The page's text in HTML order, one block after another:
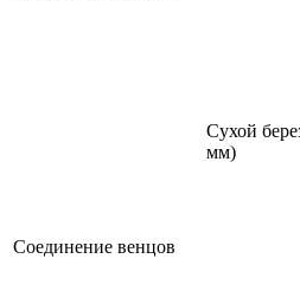
Соединение венцов
Сухой
мм)